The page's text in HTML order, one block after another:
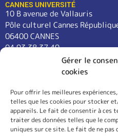
Gérer le
cookies
Pour offrir les meilleures
telles que les cookies pour stocker
appareils. Le fait de consentir à ces
traiter des données telles que le
uniques sur ce site. Le fait de ne
CANNES UNIVERSITÉ
10 B avenue de Vallauris
Pôle culturel Cannes
06400 CANNES
04 93 38 37 49
contact@cannes-universite.fr
COURS
LANGUES
CONFÉRENCES
SORTIES